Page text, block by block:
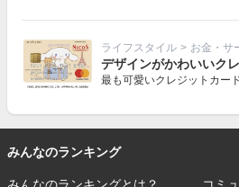
ライフスタイル > お金・サ
デザインがかわいいク
最も可愛いクレジットカー
みんなのランキング